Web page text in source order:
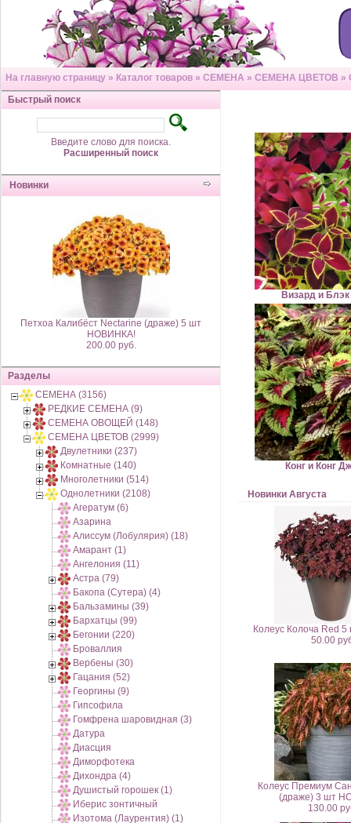
На главную страницу » Каталог товаров » СЕМЕНА » СЕМЕНА ЦВЕТОВ »
Быстрый поиск
Введите слово для поиска.
Расширенный поиск
Новинки
Петхоа Калибёст Nectarine (драже) 5 шт
НОВИНКА!
200.00 руб.
Разделы
СЕМЕНА (3156)
РЕДКИЕ СЕМЕНА (9)
СЕМЕНА ОВОЩЕЙ (148)
СЕМЕНА ЦВЕТОВ (2999)
Двулетники (237)
Комнатные (140)
Многолетники (514)
Однолетники (2108)
Агератум (6)
Азарина
Алиссум (Лобулярия) (18)
Амарант (1)
Ангелония (11)
Астра (79)
Бакопа (Сутера) (4)
Бальзамины (39)
Бархатцы (99)
Бегонии (220)
Броваллия
Вербены (30)
Гацания (52)
Георгины (9)
Гипсофила
Гомфрена шаровидная (3)
Датура
Диасция
Диморфотека
Дихондра (4)
Душистый горошек (1)
Иберис зонтичный
Изотома (Лаурентия) (1)
Визард и Блэк
Конг и Конг
Новинки Августа
Колеус Колоча Red
50.00
Колеус Премиум
(драже) 3 шт
130.00